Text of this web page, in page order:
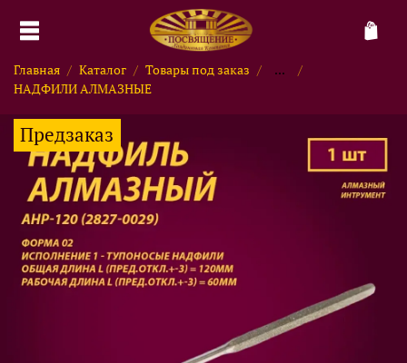
Главная Каталог Товары под заказ
...
НАДФИЛИ АЛМАЗНЫЕ
Предзаказ